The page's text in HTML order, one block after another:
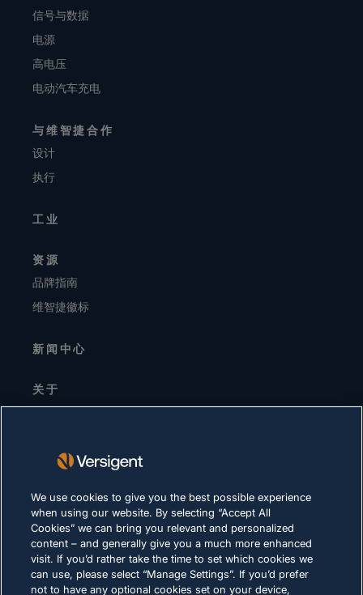
信号与数据
电源
高电压
电动汽车充电
与维智捷合作
设计
执行
工业
资源
品牌指南
维智捷徽标
新闻中心
关于
高层领导
供应商
职业生涯
隐私声明
使用条款
We use cookies to give you the best possible experience
when using our website. By selecting “Accept All
Cookies” we can bring you relevant and personalized
content – and generally give you a much more enhanced
visit. If you’d rather take the time to set which cookies we
can use, please select “Manage Settings”. If you’d prefer
not to have any optional cookies set on your device,